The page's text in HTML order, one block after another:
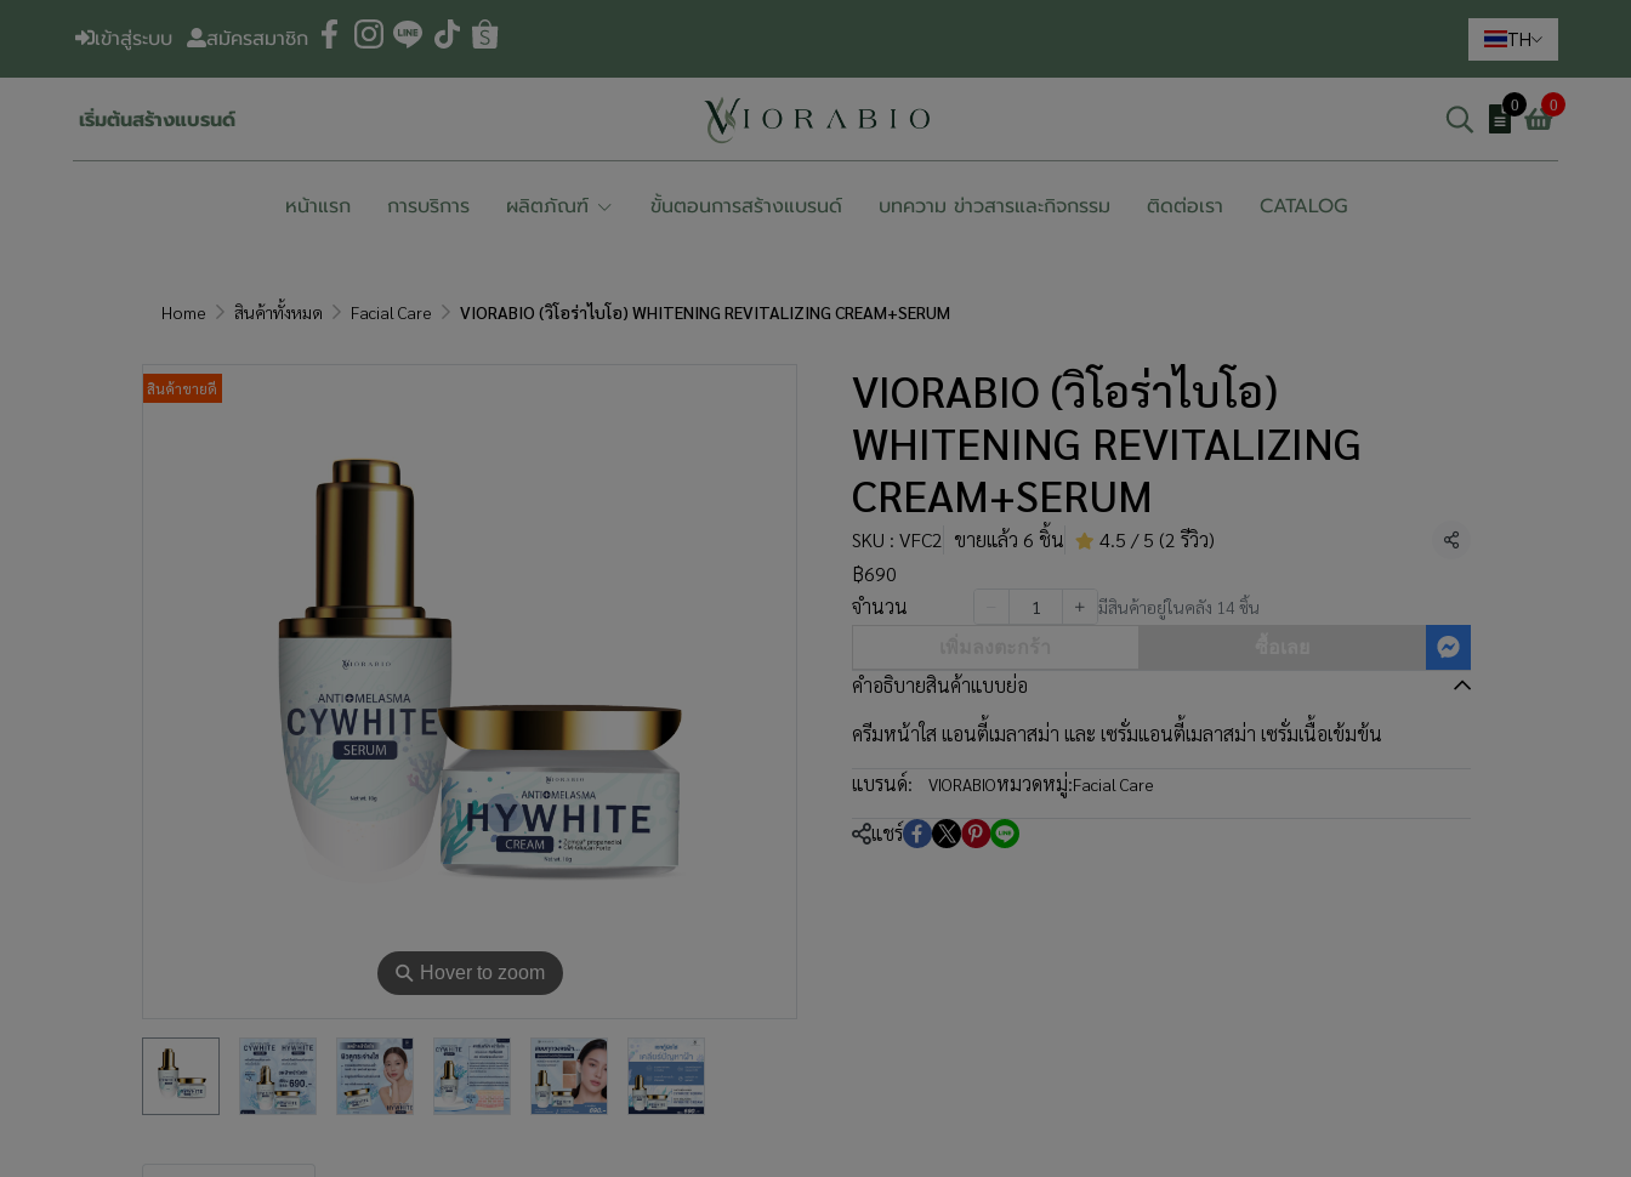
เข้าสู่ระบบ สมัครสมาชิก TH
เริ่มต้นสร้างแบรนด์
0 0
หน้าแรก การบริการ ผลิตภัณฑ์ ขั้นตอนการสร้างแบรนด์ บทความ ข่าวสารและกิจกรรม ติดต่อเรา CATALOG
Home สินค้าทั้งหมด Facial Care VIORABIO (วิโอร่าไบโอ) WHITENING REVITALIZING CREAM+SERUM
⚲ Hover to zoom
สินค้าขายดี
VIORABIO (วิโอร่าไบโอ)
WHITENING REVITALIZING
CREAM+SERUM
SKU : VFC2 ขายแล้ว 6 ชิ้น 4.5 / 5 (2 รีวิว) แชร์
฿690
จำนวน
มีสินค้าอยู่ในคลัง 14 ชิ้น
คำอธิบายสินค้าแบบย่อ
ครีมหน้าใส แอนตี้เมลาสม่า และ เซรั่มแอนตี้เมลาสม่า เซรั่มเนื้อเข้มข้น
แบรนด์:
VIORABIOหมวดหมู่:Facial Care
แชร์